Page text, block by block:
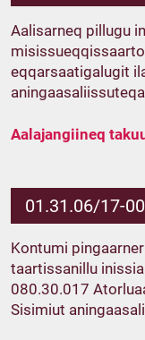
Aalisarneq pillugu
eqqarsaatigalugit
Aalajangiineq
01.31.06/17-
Kontumi
taartissanillu
080.30.017
Sisimiut